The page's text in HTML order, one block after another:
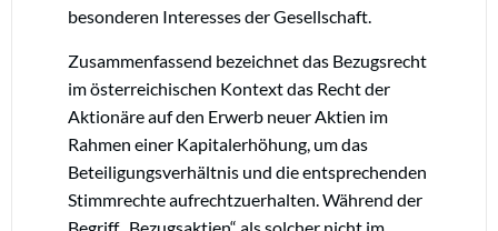
besonderen Interesses der Gesellschaft.
Zusammenfassend bezeichnet das Bezugsrecht
im österreichischen Kontext das Recht der
Aktionäre auf den Erwerb neuer Aktien im
Rahmen einer Kapitalerhöhung, um das
Beteiligungsverhältnis und die entsprechenden
Stimmrechte aufrechtzuerhalten. Während der
Begriff „Bezugsaktien“ als solcher nicht im